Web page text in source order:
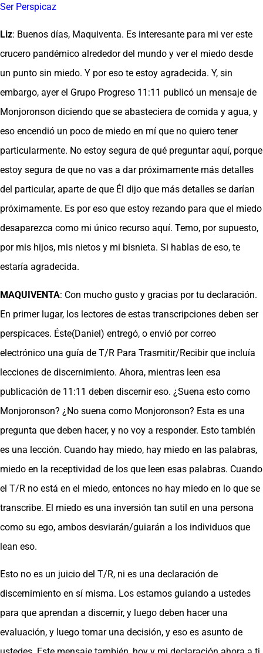
Ser Perspicaz
Liz: Buenos días, Maquiventa. Es interesante para mi ver este
crucero pandémico alrededor del mundo y ver el miedo desde
un punto sin miedo. Y por eso te estoy agradecida. Y, sin
embargo, ayer el Grupo Progreso 11:11 publicó un mensaje de
Monjoronson diciendo que se abasteciera de comida y agua, y
eso encendió un poco de miedo en mí que no quiero tener
particularmente. No estoy segura de qué preguntar aquí, porque
estoy segura de que no vas a dar próximamente más detalles
del particular, aparte de que Él dijo que más detalles se darían
próximamente. Es por eso que estoy rezando para que el miedo
desaparezca como mi único recurso aquí. Temo, por supuesto,
por mis hijos, mis nietos y mi bisnieta. Si hablas de eso, te
estaría agradecida.
MAQUIVENTA: Con mucho gusto y gracias por tu declaración.
En primer lugar, los lectores de estas transcripciones deben ser
perspicaces. Éste(Daniel) entregó, o envió por correo
electrónico una guía de T/R Para Trasmitir/Recibir que incluía
lecciones de discernimiento. Ahora, mientras leen esa
publicación de 11:11 deben discernir eso. ¿Suena esto como
Monjoronson? ¿No suena como Monjoronson? Esta es una
pregunta que deben hacer, y no voy a responder. Esto también
es una lección. Cuando hay miedo, hay miedo en las palabras,
miedo en la receptividad de los que leen esas palabras. Cuando
el T/R no está en el miedo, entonces no hay miedo en lo que se
transcribe. El miedo es una inversión tan sutil en una persona
como su ego, ambos desviarán/guiarán a los individuos que
lean eso.
Esto no es un juicio del T/R, ni es una declaración de
discernimiento en sí misma. Los estamos guiando a ustedes
para que aprendan a discernir, y luego deben hacer una
evaluación, y luego tomar una decisión, y eso es asunto de